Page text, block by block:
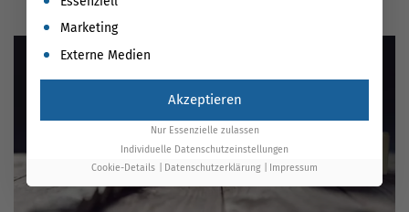
Marketing
Externe Medien
Akzeptieren
Nur Essenzielle zulassen
Individuelle Datenschutzeinstellungen
Cookie-Details
Datenschutzerklärung Impressum